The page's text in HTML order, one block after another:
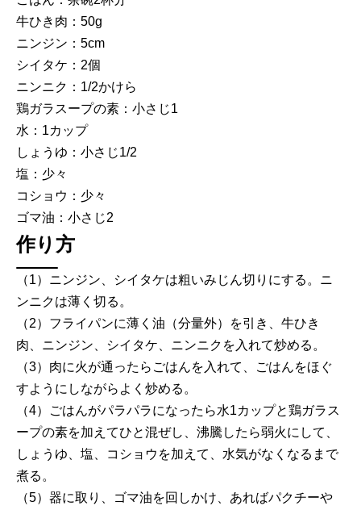
牛ひき肉：50g
ニンジン：5cm
シイタケ：2個
ニンニク：1/2かけら
鶏ガラスープの素：小さじ1
水：1カップ
しょうゆ：小さじ1/2
塩：少々
コショウ：少々
ゴマ油：小さじ2
作り方
（1）ニンジン、シイタケは粗いみじん切りにする。ニ
ンニクは薄く切る。
（2）フライパンに薄く油（分量外）を引き、牛ひき
肉、ニンジン、シイタケ、ニンニクを入れて炒める。
（3）肉に火が通ったらごはんを入れて、ごはんをほぐ
すようにしながらよく炒める。
（4）ごはんがパラパラになったら水1カップと鶏ガラス
ープの素を加えてひと混ぜし、沸騰したら弱火にして、
しょうゆ、塩、コショウを加えて、水気がなくなるまで
煮る。
（5）器に取り、ゴマ油を回しかけ、あればパクチーや